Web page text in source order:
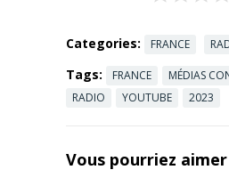
Categories: FRANCE
Tags: FRANCE
MÉDIAS
RADIO
YOUTUBE 2023
Vous pourriez aimer